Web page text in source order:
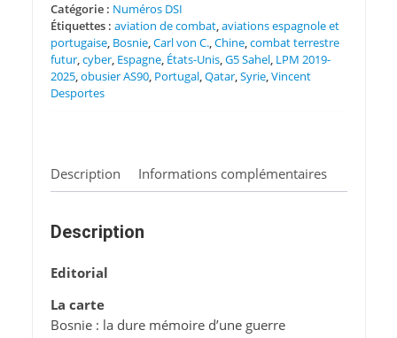
Catégorie : Numéros DSI
Étiquettes : aviation de combat,aviations espagnole et
portugaise, Bosnie,Carl von C.,Chine,combat terrestre
futur,cyber, Espagne, États-Unis,G5 Sahel, LPM 2019-
2025,obusier AS90, Portugal,Qatar,Syrie,Vincent
Desportes
Description Informations complémentaires
Description
Editorial
La carte
Bosnie : la dure mémoire d’une guerre